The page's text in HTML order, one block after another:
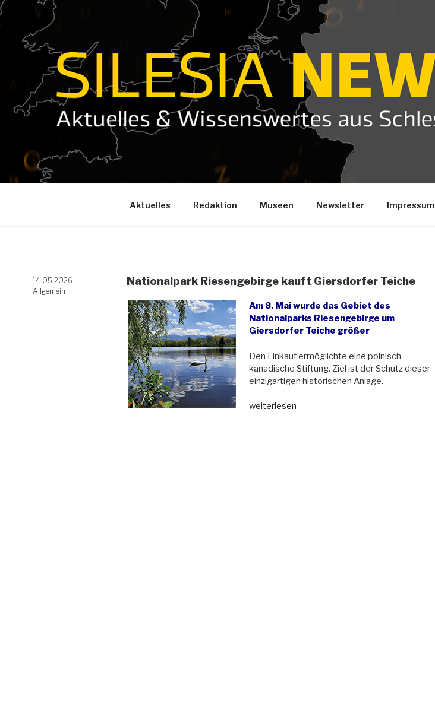
Zum
Inhalt
springen
Aktuelles Redaktion Museen Newsletter Impressum
Veröffentlicht
am
14.05.2026
Allgemein
Nationalpark Riesengebirge kauft Giersdorfer Teiche
Am 8. Mai wurde das Gebiet des
Nationalparks Riesengebirge um
Giersdorfer Teiche größer
Den Einkauf ermöglichte eine polnisch-
kanadische Stiftung. Ziel ist der Schutz dieser
einzigartigen historischen Anlage.
„Nationalpark
weiterlesen